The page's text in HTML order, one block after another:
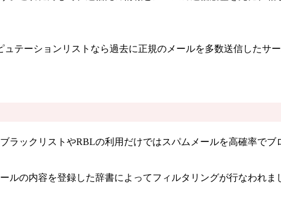
テーションリストなら過去に正規のメールを多数送信したサ
ックリストやRBLの利用だけではスパムメールを高確率でブ
の内容を登録した辞書によってフィルタリングが行なわれ